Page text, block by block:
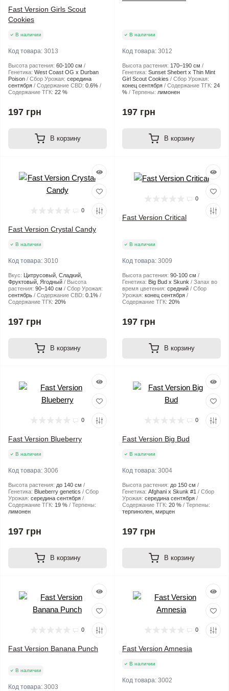
Fast Version Girls Scout
Cookies
В наличии
Код товара: 3013
Высота растения: 60-100 см
Генетика: West Coast OG x Durban
Poison
Сбор Урожая: середина
сентября
Содержание CBD: 0.6%
Содержание ТГК: 22 %
197 грн
В корзину
В наличии
Код товара: 3012
Высота растения: 170–190 см
Генетика: Sunset Shebert x Thin Mint
Girl Scout Cookies
Сбор Урожая:
конец сентября
Содержание ТГК: 24
%
Терпены: лимонен
197 грн
В корзину
0
Fast Version Crystal Candy
В наличии
Код товара: 3010
Вкус: Цитрусовый, Сладкий,
Фруктовый, Ягодный
Высота
растения: 90–140 см
Сбор Урожая:
сентябрь
Содержание CBD: 0.1%
Содержание ТГК: 20%
197 грн
В корзину
0
Fast Version Critical
В наличии
Код товара: 3009
Высота растения: 90-100 см
Генетика: Big Bud x Skunk
Запах во
время цветения: средний
Сбор
Урожая: конец сентября
Содержание ТГК: 20%
197 грн
В корзину
0
Fast Version Blueberry
В наличии
Код товара: 3006
Высота растения: до 140 см
Генетика: Blueberry genetics
Сбор
Урожая: середина сентября
Содержание ТГК: 19 %
Терпены:
лимонен
197 грн
В корзину
0
Fast Version Big Bud
В наличии
Код товара: 3004
Высота растения: до 150 см
Генетика: Afghani x Skunk #1
Сбор
Урожая: середина сентября
Содержание ТГК: 20 %
Терпены:
терпинолен, мирцен
197 грн
В корзину
0
Fast Version Banana Punch
В наличии
Код товара: 3003
0
Fast Version Amnesia
В наличии
Код товара: 3002